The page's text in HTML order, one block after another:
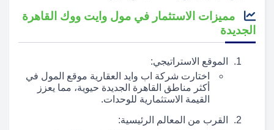
مميزات الاستثمار في مول وايت ووك القاهرة
الجديدة
الموقع الاستراتيجي:
اختارت شركة اب وايد العقارية موقع المول في
أكثر مناطق القاهرة الجديدة حيوية، مما يعزز
القيمة الاستثمارية للوحدات.
القرب من المعالم الرئيسية: